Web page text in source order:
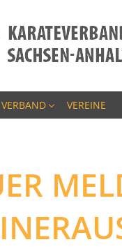
VERBAND VEREINE